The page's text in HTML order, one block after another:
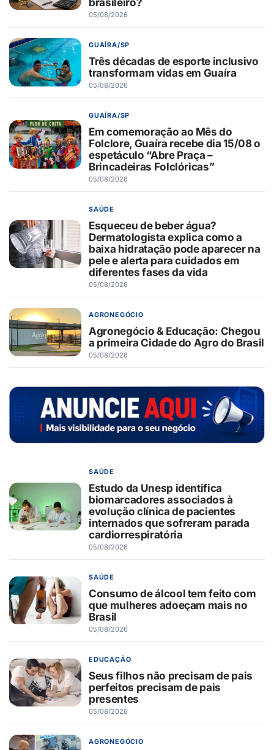
05/08/2026
GUAÍRA/SP
Três décadas de esporte inclusivo
transformam vidas em Guaíra
05/08/2026
GUAÍRA/SP
Em comemoração ao Mês do
Folclore, Guaíra recebe dia 15/08 o
espetáculo “Abre Praça –
Brincadeiras Folclóricas”
05/08/2026
SAÚDE
Esqueceu de beber água?
Dermatologista explica como a
baixa hidratação pode aparecer na
pele e alerta para cuidados em
diferentes fases da vida
05/08/2026
AGRONEGÓCIO
Agronegócio & Educação: Chegou
a primeira Cidade do Agro do Brasil
05/08/2026
SAÚDE
Estudo da Unesp identifica
biomarcadores associados à
evolução clínica de pacientes
internados que sofreram parada
cardiorrespiratória
05/08/2026
SAÚDE
Consumo de álcool tem feito com
que mulheres adoeçam mais no
Brasil
05/08/2026
EDUCAÇÃO
Seus filhos não precisam de pais
perfeitos precisam de pais
presentes
05/08/2026
AGRONEGÓCIO